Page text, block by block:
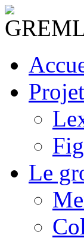
Le